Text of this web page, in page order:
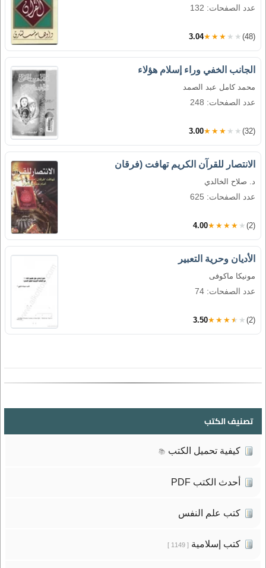
عدد الصفحات: 132
3.04★★★★★ (48)
الجانب الخفي وراء إسلام هؤلاء
محمد كامل عبد الصمد
عدد الصفحات: 248
3.00★★★★★ (32)
الانتصار للقرآن الكريم تهافت (فرقان
د. صلاح الخالدي
عدد الصفحات: 625
4.00★★★★★ (2)
الأديان وحرية التعبير
مونيكا ماكوفى
عدد الصفحات: 74
3.50★★★★★ (2)
تصنيف الكتب
كيفية تحميل الكتب 📚
أحدث الكتب PDF
كتب علم النفس
كتب إسلامية[ 1149 ]